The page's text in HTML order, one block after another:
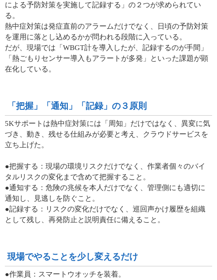
による予防対策を実施して記録する」の２つが求められてい
る。
熱中症対策は発症直前のアラームだけでなく、日頃の予防対策
を運用に落とし込めるかが問われる段階に入っている。
だが、現場では「WBGT計を導入したが、記録するのが手間」
「熱ごもりセンサー導入もアラートが多発」といった課題が顕
在化している。
「把握」「通知」「記録」の３原則
5Kサポートは熱中症対策には「周知」だけではなく、異変に気
づき、動き、残せる仕組みが必要と考え、クラウドサービスを
立ち上げた。
●把握する：現場の環境リスクだけでなく、作業者個々のバイ
タルリスクの変化まで含めて把握すること。
●通知する：危険の兆候を本人だけでなく、管理側にも適切に
通知し、見逃しを防ぐこと。
●記録する：リスクの変化だけでなく、巡回声かけ履歴を組織
として残し、再発防止と説明責任に備えること。
現場でやることを少し変えるだけ
●作業員：スマートウオッチを装着。